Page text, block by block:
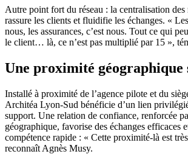
Autre point fort du réseau : la centralisation des
rassure les clients et fluidifie les échanges. «
nous, les assurances, c’est nous. Tout ce qui
le client… là, ce n’est pas multiplié par 15 »,
Une proximité géographique
Installé à proximité de l’agence pilote et du
Architéa Lyon-Sud bénéficie d’un lien
support. Une relation de confiance, renforcée
géographique, favorise des échanges efficaces
compétence rapide : « Cette proximité-là est
reconnaît Agnès Musy.